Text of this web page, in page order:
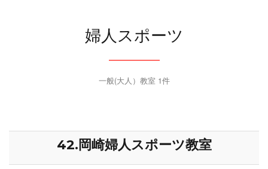
婦人スポーツ
一般(大人）教室 1件
42.岡崎婦人スポーツ教室